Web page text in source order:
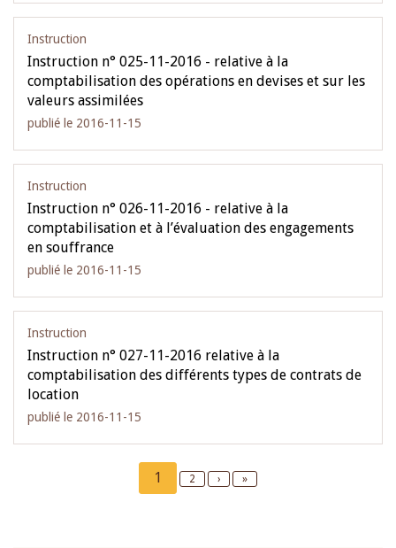
Instruction
Instruction n° 025-11-2016 - relative à la
comptabilisation des opérations en devises et sur les
valeurs assimilées
publié le 2016-11-15
Instruction
Instruction n° 026-11-2016 - relative à la
comptabilisation et à l’évaluation des engagements
en souffrance
publié le 2016-11-15
Instruction
Instruction n° 027-11-2016 relative à la
comptabilisation des différents types de contrats de
location
publié le 2016-11-15
Current
page
1 Page
2
Next
›
Last
»